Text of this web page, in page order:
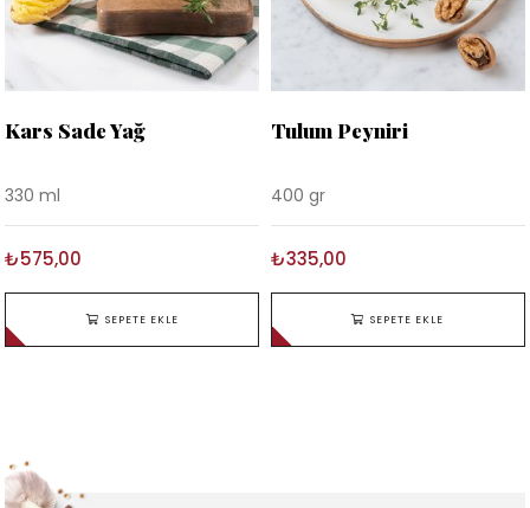
Kars Sade Yağ
330 ml
₺575,00
SEPETE EKLE
Tulum Peyniri
400 gr
₺335,00
SEPETE EKLE